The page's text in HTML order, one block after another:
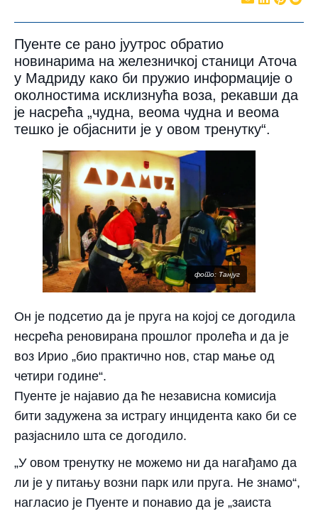
Пуенте се рано јуутрос обратио
новинарима на железничкој станици Аточа
у Мадриду како би пружио информације о
околностима исклизнућа воза, рекавши да
је насрећа „чудна, веома чудна и веома
тешко је објаснити је у овом тренутку“.
фото: Танјуг
Он је подсетио да је пруга на којој се догодила
несрећа реновирана прошлог пролећа и да је
воз Ирио „био практично нов, стар мање од
четири године“.
Пуенте је најавио да ће независна комисија
бити задужена за истрагу инцидента како би се
разјаснило шта се догодило.
„У овом тренутку не можемо ни да нагађамо да
ли је у питању возни парк или пруга. Не знамо“,
нагласио је Пуенте и понавио да је „заиста